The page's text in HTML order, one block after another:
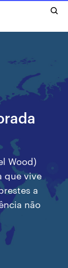
Wood)
que vive
a
não